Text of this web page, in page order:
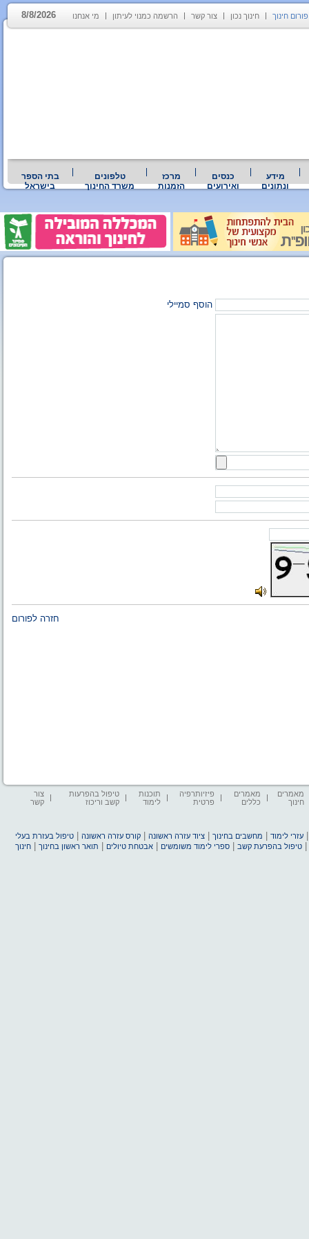
פורום חינוך חינוך נכון צור קשר הרשמה כמנוי לעיתון מי אנחנו 8/8/2026
מידע
ונתונים
כנסים
ואירועים
מרכז
הזמנות
טלפונים
משרד החינוך
בתי הספר
בישראל
הוסף סמיילי
חזרה לפורום
מאמרים
חינוך
מאמרים
כללים
פיזיותרפיה
פרטית
תוכנות
לימוד
טיפול בהפרעות
קשב וריכוז
צור
קשר
עזרי לימוד מחשבים בחינוך |ציוד עזרה ראשונה |קורס עזרה ראשונה |טיפול בעזרת בעלי
|טיפול בהפרעת קשב |ספרי לימוד משומשים |אבטחת טיולים תואר ראשון בחינוך |חינוך